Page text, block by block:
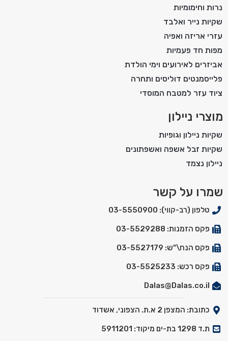
נרות וחימומיות
שקיות נייר ואלבד
עזרי אריזה ואפיה
מפות חד פעמיות
אביזרים לאירועים וימי הולדת
פלייסמנטים דוליסים ותחרה
ציוד עזר למטבח המוסדי
מוצרי ניילון
שקיות ניילון וגופיות
שקיות זבל אשפה ואשפתונים
ניילון נצמד
שמרו על קשר
טלפון (רב-קווי): 03-5550900
פקס הזמנות: 03-5529288
פקס הנח\"ש: 03-5527179
פקס רכש: 03-5525233
Dalas@Dalas.co.il
כתובת: המצפן 2 א.ת. הצפוני, אשדוד
ת.ד 1298 בת-ים מיקוד: 5911201